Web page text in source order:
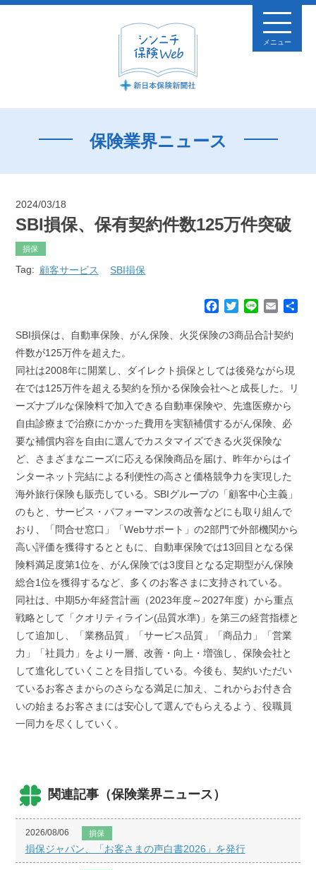
メニュー
保険業界ニュース
2024/03/18
SBI損保、保有契約件数125万件突破
損保
Tag: 顧客サービス SBI損保
c
o
o
k
T
i
e
r
n
E
a
SBI損保は、自動車保険、がん保険、火災保険の3商品合計契約
件数が125万件を超えた。
同社は2008年に開業し、ダイレクト損保としては後発ながら現
在では125万件を超える契約を預かる保険会社へと成長した。リ
ーズナブルな保険料で加入できる自動車保険や、先進医療から
自由診療まで治療にかかった費用を実額補償するがん保険、必
要な補償内容を自由に選んでカスタマイズできる火災保険な
ど、さまざまなニーズに応える保険商品を届け、昨年からはイ
ンターネット完結による利便性の高さと価格競争力を実現した
海外旅行保険も販売している。SBIグループの「顧客中心主義」
のもと、サービス・パフォーマンスの改善などにも取り組んで
おり、「問合せ窓口」「Webサポート」の2部門で外部機関から
高い評価を獲得するとともに、自動車保険では13回目となる保
険料満足度第1位を、がん保険では3度目となる定期型がん保険
総合1位を獲得するなど、多くのお客さまに支持されている。
同社は、中期5か年経営計画（2023年度～2027年度）から重点
戦略として「クオリティライン(品質水準)」を第三の経営指標と
して追加し、「業務品質」「サービス品質」「商品力」「営業
力」「社員力」をより一層、改善・向上・増強し、保険会社と
して進化していくことを目指している。今後も、契約いただい
ているお客さまからのさらなる満足に加え、これからお付き合
いの始まるお客さまには安心して選んでもらえるよう、役職員
一同力を尽くしていく。
関連記事（保険業界ニュース）
2026/08/06 損保
損保ジャパン、「お客さまの声白書2026」を発行